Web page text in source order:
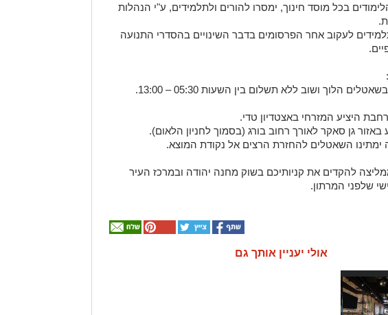
בכל מוסד חינוך, ימסרו להורים ולתלמידים, ע"י הנהלות
לעקוב אחר הפרסומים בדבר השינויים בהסדרי התנועה
הלוך ושוב ללא תשלום בין השעות 05:30 – 13:00.
היציע המזרחי באצטדיון טדי.
גן סאקר לאורך רחוב בורג (בסמוך לחניון הלאום).
ימתינו השאטלים להחזרת הרצים אל נקודת המוצא.
להקדים את קניותיכם בשוק מחנה יהודה ובמרכז העיר
שלפני המרתון.
אולי יעניין אותך גם